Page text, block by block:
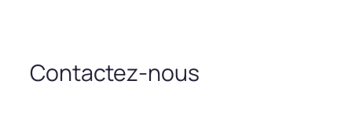
Contactez-nous